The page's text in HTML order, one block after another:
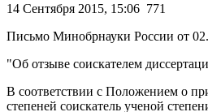
14 Сентября 2015, 15:06 771
Письмо Минобрнауки России от
"Об отзыве соискателем
В соответствии с Положением о
степеней соискатель ученой